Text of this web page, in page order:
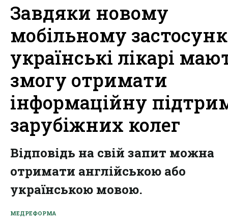
Завдяки новому
мобільному
українські лікарі
змогу отримати
інформаційну
зарубіжних колег
Відповідь на свій запит можна
отримати англійською або
українською мовою.
МЕДРЕФОРМА